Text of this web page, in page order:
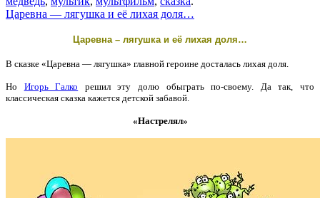
Царевна — лягушка и её лихая доля…
Царевна – лягушка и её лихая доля…
В сказке «Царевна — лягушка» главной героине досталась лихая доля.
Но Игорь Галко решил эту долю обыграть по-своему. Да так, что
классическая сказка кажется детской забавой.
«Настрелял»